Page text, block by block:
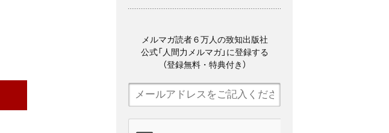
メルマガ読者６万人の致知出版社
公式「人間力メルマガ」に登録する
（登録無料・特典付き）